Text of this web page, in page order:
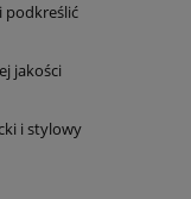
podkreślić
jakości
i stylowy